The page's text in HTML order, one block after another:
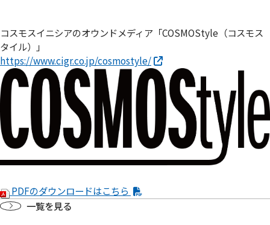
コスモスイニシアのオウンドメディア「COSMOStyle（コスモス
タイル）」
https://www.cigr.co.jp/cosmostyle/
PDFのダウンロードはこちら
一覧を見る